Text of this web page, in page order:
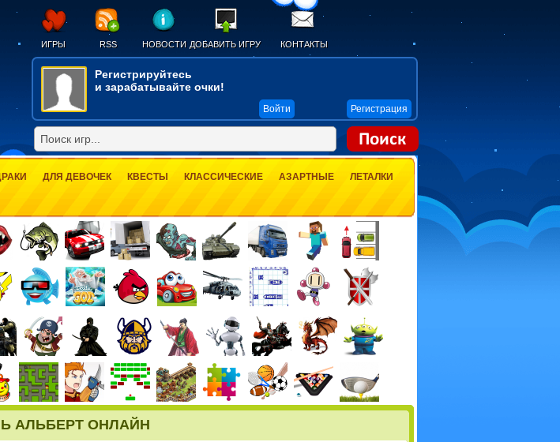
ИГРЫ RSS НОВОСТИ ДОБАВИТЬ ИГРУ КОНТАКТЫ
Регистрируйтесь
и зарабатывайте очки!
Войти Регистрация
ДЛЯ ДЕВОЧЕК КВЕСТЫ КЛАССИЧЕСКИЕ АЗАРТНЫЕ
ЛЕТАЛКИ
АЛЬБЕРТ ОНЛАЙН